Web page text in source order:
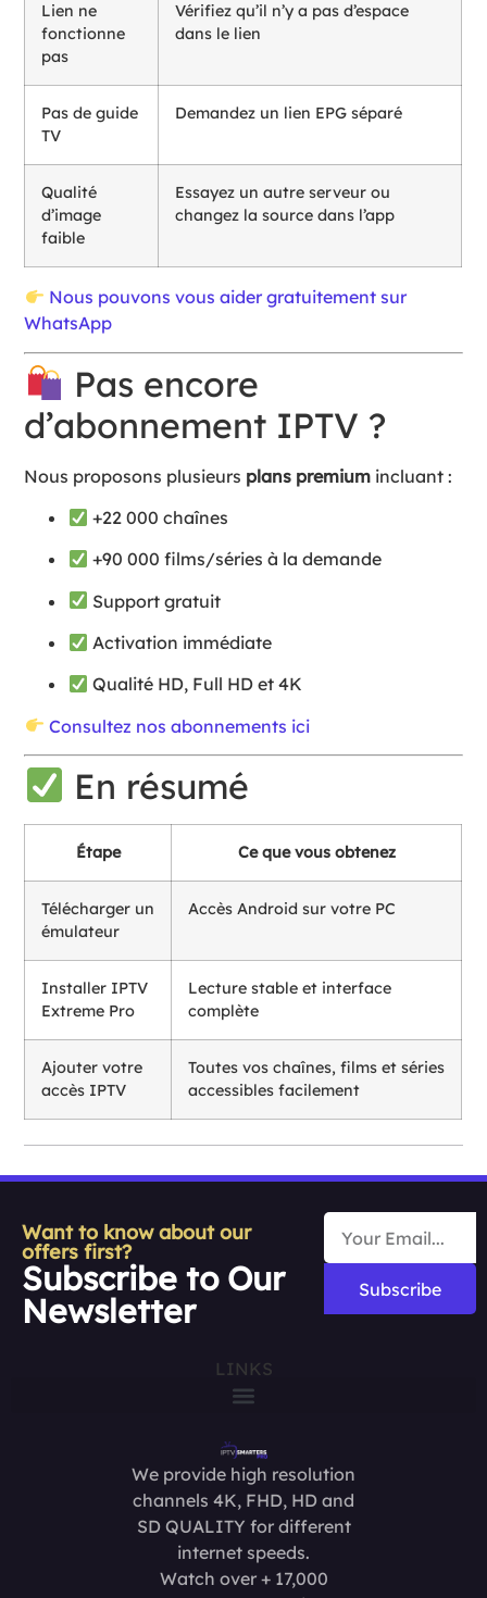
Lien ne
fonctionne
pas
Vérifiez qu’il n’y a pas d’espace
dans le lien
Pas de guide
TV
Demandez un lien EPG séparé
Qualité
d’image
faible
Essayez un autre serveur ou
changez la source dans l’app
Nous pouvons vous aider gratuitement sur
WhatsApp
Pas encore
d’abonnement IPTV ?
Nous proposons plusieurs plans premium incluant :
+22 000 chaînes
+90 000 films/séries à la demande
Support gratuit
Activation immédiate
Qualité HD, Full HD et 4K
Consultez nos abonnements ici
En résumé
Étape Ce que vous obtenez
Télécharger un
émulateur
Accès Android sur votre PC
Installer IPTV
Extreme Pro
Lecture stable et interface
complète
Ajouter votre
accès IPTV
Toutes vos chaînes, films et séries
accessibles facilement
Want to know about our
offers first?
Subscribe to Our
Newsletter
Subscribe
LINKS
We provide high resolution
channels 4K, FHD, HD and
SD QUALITY for different
internet speeds.
Watch over + 17,000